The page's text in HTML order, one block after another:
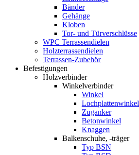
Bänder
Gehänge
Kloben
Tor- und Türverschlüsse
WPC Terrassendielen
Holzterrassendielen
Terrassen-Zubehör
Befestigungen
Holzverbinder
Winkelverbinder
Winkel
Lochplattenwinkel
Zuganker
Betonwinkel
Knaggen
Balkenschuhe, -träger
Typ BSN